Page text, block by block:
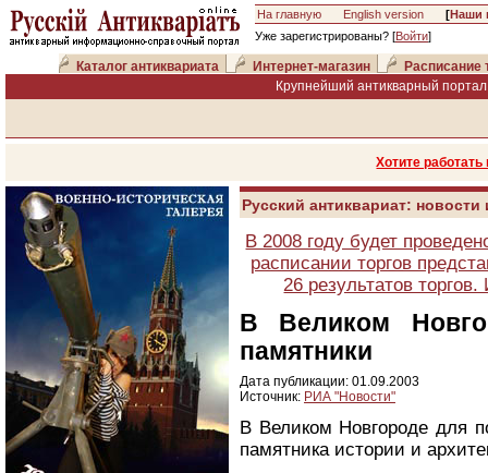
На главную English version [Наши
Уже зарегистрированы? [Войти]
Каталог антиквариата Интернет-магазин
Расписание
Крупнейший антикварный
Хотите
Русский антиквариат:
В 2008 году будет
расписании торгов
26 результатов
В Великом
памятники
Дата публикации: 01.09.2003
Источник: РИА "Новости"
В Великом Новгороде для
памятника истории и